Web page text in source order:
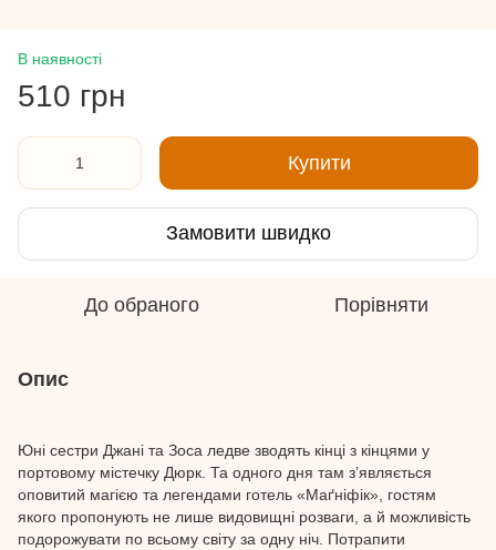
В наявності
510 грн
Купити
Замовити швидко
До обраного Порівняти
Опис
Юні сестри Джані та Зоса ледве зводять кінці з кінцями у
портовому містечку Дюрк. Та одного дня там з’являється
оповитий магією та легендами готель «Маґніфік», гостям
якого пропонують не лише видовищні розваги, а й можливість
подорожувати по всьому світу за одну ніч. Потрапити